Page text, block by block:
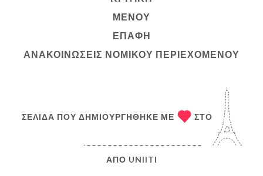
ΜΕΝΟΎ
ΕΠΑΦΉ
ΑΝΑΚΟΙΝΏΣΕΙΣ ΝΟΜΙΚΟΎ ΠΕΡΙΕΧΟΜΈΝΟΥ
ΣΕΛΊΔΑ ΠΟΥ ΔΗΜΙΟΥΡΓΉΘΗΚΕ ΜΕ ΣΤΟ
ΑΠΌ UNIITI